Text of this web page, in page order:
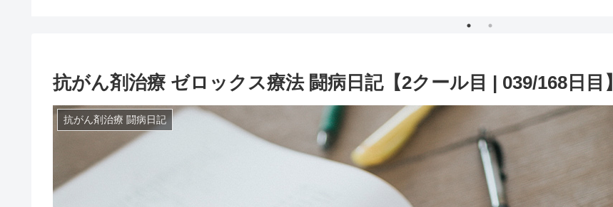
抗がん剤治療 ゼロックス療法 闘病日記【2クール目 | 039/168日目】
抗がん剤治療 闘病日記